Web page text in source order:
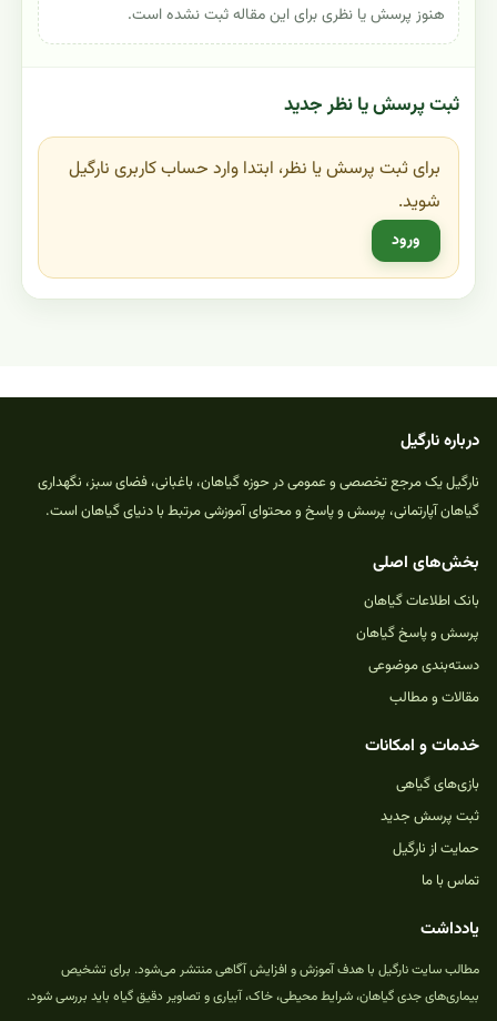
هنوز پرسش یا نظری برای این مقاله ثبت نشده است.
ثبت پرسش یا نظر جدید
برای ثبت پرسش یا نظر، ابتدا وارد حساب کاربری نارگیل
شوید.
ورود
درباره نارگیل
نارگیل یک مرجع تخصصی و عمومی در حوزه گیاهان، باغبانی، فضای سبز، نگهداری
گیاهان آپارتمانی، پرسش و پاسخ و محتوای آموزشی مرتبط با دنیای گیاهان است.
بخش‌های اصلی
بانک اطلاعات گیاهان
پرسش و پاسخ گیاهان
دسته‌بندی موضوعی
مقالات و مطالب
خدمات و امکانات
بازی‌های گیاهی
ثبت پرسش جدید
حمایت از نارگیل
تماس با ما
یادداشت
مطالب سایت نارگیل با هدف آموزش و افزایش آگاهی منتشر می‌شود. برای تشخیص
بیماری‌های جدی گیاهان، شرایط محیطی، خاک، آبیاری و تصاویر دقیق گیاه باید بررسی شود.